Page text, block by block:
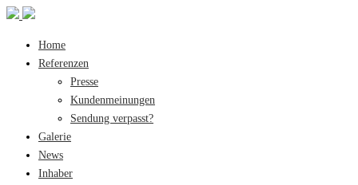
Home
Referenzen
Presse
Kundenmeinungen
Sendung verpasst?
Galerie
News
Inhaber